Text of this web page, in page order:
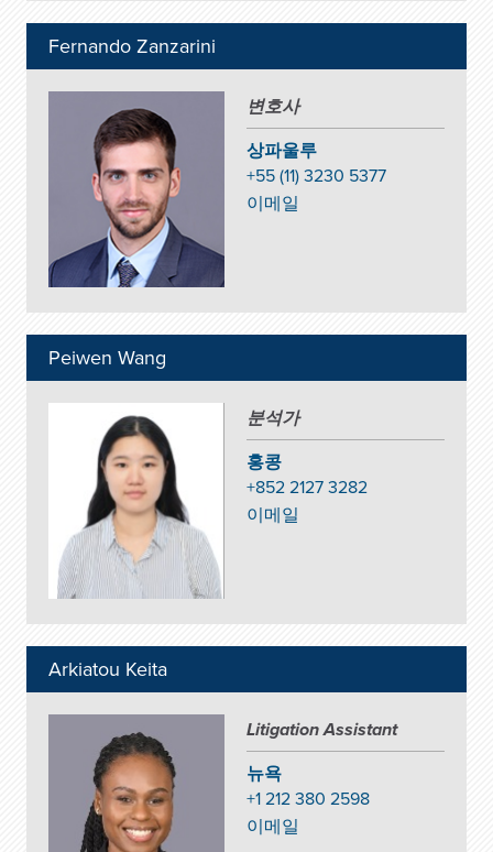
Fernando Zanzarini
변호사
상파울루
+55 (11) 3230 5377
이메일
Peiwen Wang
분석가
홍콩
+852 2127 3282
이메일
Arkiatou Keita
Litigation Assistant
뉴욕
+1 212 380 2598
이메일